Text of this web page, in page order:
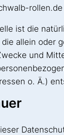
rollen.de
ist die
allein oder
und
o. Ä.)